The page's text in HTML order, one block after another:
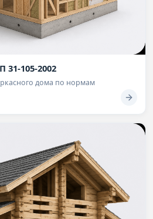
105-2002
дома по нормам